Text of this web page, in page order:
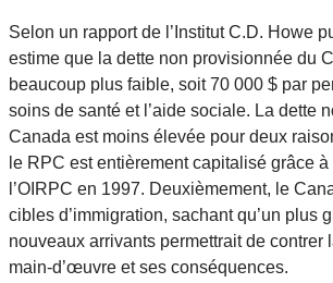
Selon un rapport de l’Institut C.D. Howe
estime que la dette non provisionnée du
beaucoup plus faible, soit 70 000 $ par
soins de santé et l’aide sociale. La dette
Canada est moins élevée pour deux
le RPC est entièrement capitalisé grâce
l’OIRPC en 1997. Deuxièmement, le
cibles d’immigration, sachant qu’un plus
nouveaux arrivants permettrait de contrer
main-d’œuvre et ses conséquences.